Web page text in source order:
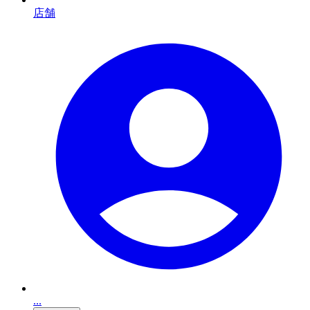
店舗
...